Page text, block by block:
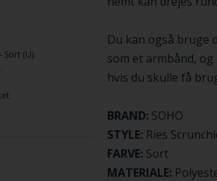
Sort (U)
Du kan også bruge
som et armbånd,
hvis du skulle få
BRAND: SOHO
STYLE: Ries
FARVE: Sort
MATERIALE: